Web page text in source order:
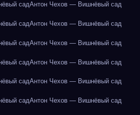
садАнтон Чехов — Вишнёвый сад
садАнтон Чехов — Вишнёвый сад
садАнтон Чехов — Вишнёвый сад
садАнтон Чехов — Вишнёвый сад
садАнтон Чехов — Вишнёвый сад
садАнтон Чехов — Вишнёвый сад